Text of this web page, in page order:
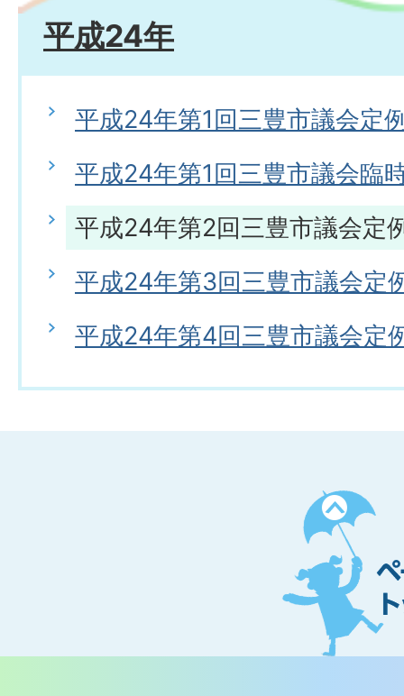
平成24年
平成24年第1回三豊市議会定
平成24年第1回三豊市議会臨
平成24年第2回三豊市議会定
平成24年第3回三豊市議会定
平成24年第4回三豊市議会定
ペ
ー
ジ
ト
ッ